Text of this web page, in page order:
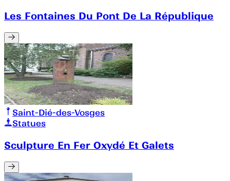
Les Fontaines Du Pont De La République
Saint-Dié-des-Vosges
Statues
Sculpture En Fer Oxydé Et Galets